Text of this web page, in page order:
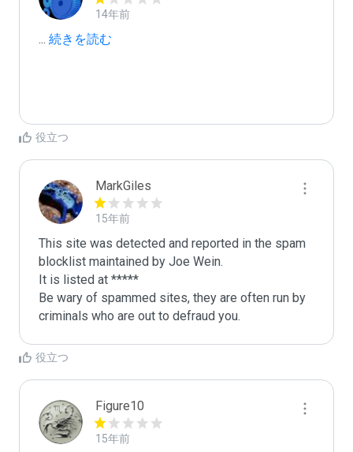
14年前
... 続きを読む
役立つ
MarkGiles
15年前
This site was detected and reported in the spam
blocklist maintained by Joe Wein.
It is listed at *****
Be wary of spammed sites, they are often run by
criminals who are out to defraud you.
役立つ
Figure10
15年前